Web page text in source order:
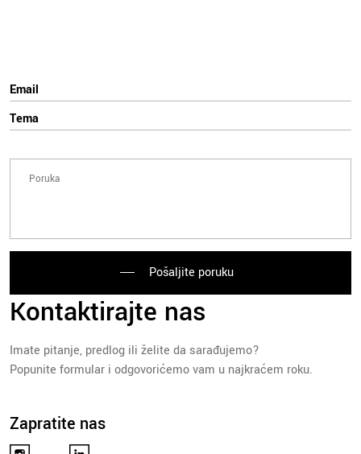
Pošaljite poruku
Kontaktirajte nas
Imate pitanje, predlog ili želite da sarađujemo?
Popunite formular i odgovorićemo vam u najkraćem roku.
Zapratite nas